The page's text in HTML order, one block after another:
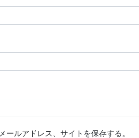
ルアドレス、サイトを保存する。